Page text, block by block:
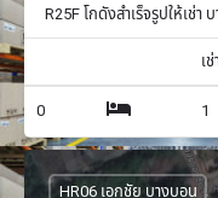
R25F โกดังสำเร็จรูปให้เช่
เ
0 1
HR06 เอกชัย บางบอน